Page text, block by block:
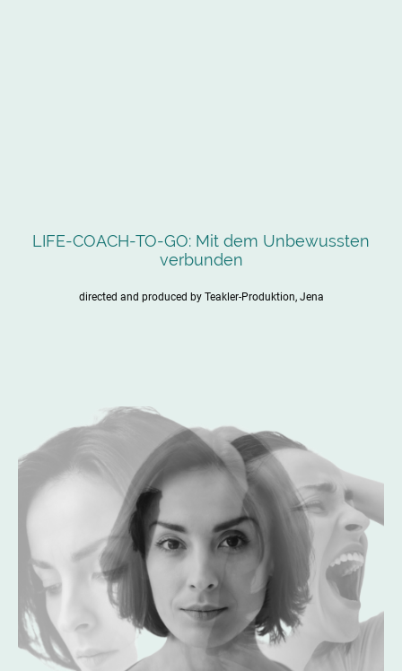
LIFE-COACH-TO-GO: Mit dem Unbewussten
verbunden
directed and produced by Teakler-Produktion, Jena